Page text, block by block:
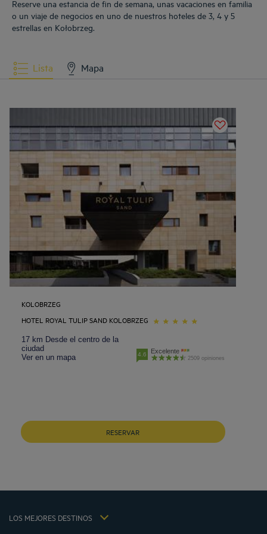
Reserve una estancia de fin de semana, unas vacaciones en familia
o un viaje de negocios en uno de nuestros hoteles de 3, 4 y 5
estrellas en Kołobrzeg.
Lista Mapa
KOLOBRZEG
HOTEL ROYAL TULIP SAND KOLOBRZEG
17 km Desde el centro de la
ciudad
Ver en un mapa
4.6 Excelente
2509 opiniones
RESERVAR
LOS MEJORES DESTINOS
Hoteles Braga
Hoteles Cracovia
Hoteles Portugal
Hôtels Saint-Malo
Avisos legales
Política de Datos Personales